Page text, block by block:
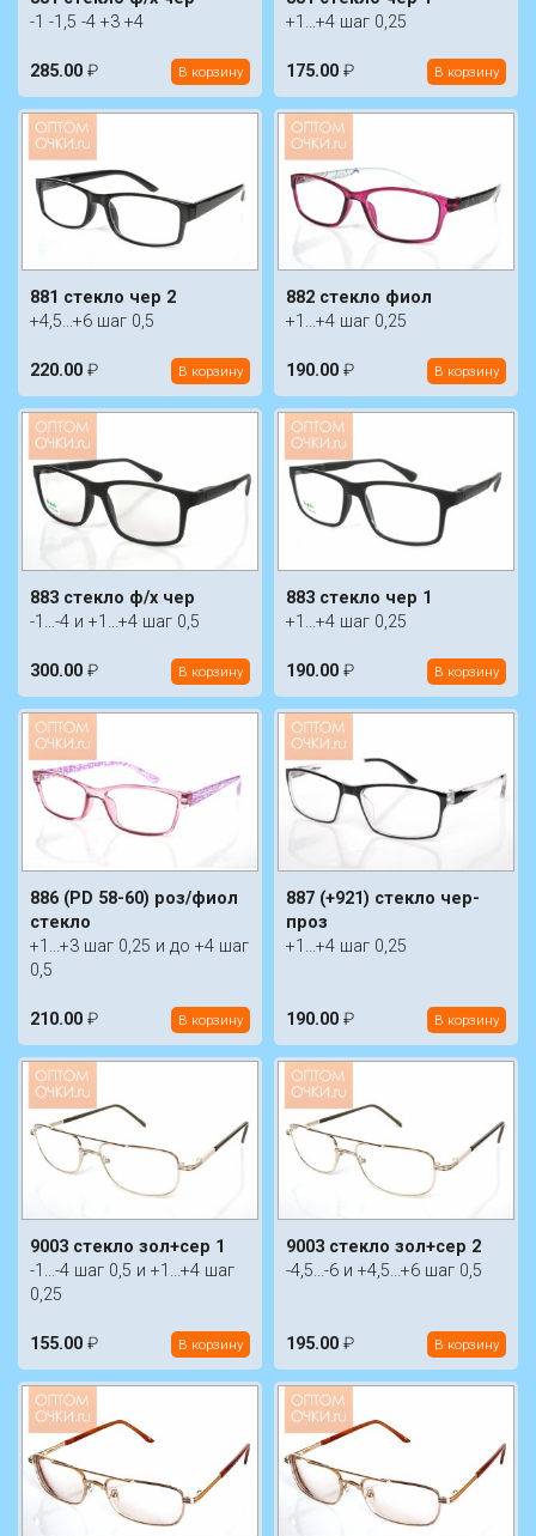
-1 -1,5 -4 +3 +4
285.00 ₽ В корзину
+1...+4 шаг 0,25
175.00 ₽ В корзину
881 стекло чер 2
+4,5...+6 шаг 0,5
220.00 ₽ В корзину
882 стекло фиол
+1...+4 шаг 0,25
190.00 ₽ В корзину
883 стекло ф/х чер
-1...-4 и +1...+4 шаг 0,5
300.00 ₽ В корзину
883 стекло чер 1
+1...+4 шаг 0,25
190.00 ₽ В корзину
886 (PD 58-60) роз/фиол
стекло
+1...+3 шаг 0,25 и до +4 шаг
0,5
210.00 ₽ В корзину
887 (+921) стекло чер-
проз
+1...+4 шаг 0,25
190.00 ₽ В корзину
9003 стекло зол+сер 1
-1...-4 шаг 0,5 и +1...+4 шаг
0,25
155.00 ₽ В корзину
9003 стекло зол+сер 2
-4,5...-6 и +4,5...+6 шаг 0,5
195.00 ₽ В корзину